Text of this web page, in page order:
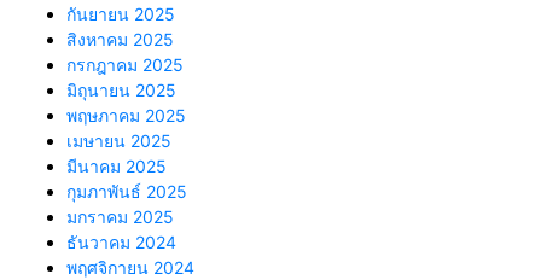
กันยายน 2025
สิงหาคม 2025
กรกฎาคม 2025
มิถุนายน 2025
พฤษภาคม 2025
เมษายน 2025
มีนาคม 2025
กุมภาพันธ์ 2025
มกราคม 2025
ธันวาคม 2024
พฤศจิกายน 2024